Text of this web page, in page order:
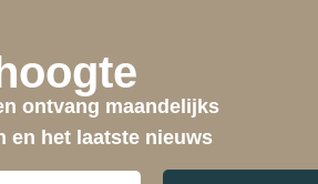
ontvang maandelijks
en het laatste nieuws